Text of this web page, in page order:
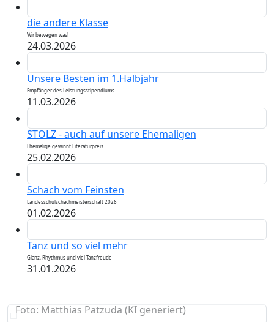
die andere Klasse
Wir bewegen was!
24.03.2026
Unsere Besten im 1.Halbjahr
Empfänger des Leistungsstipendiums
11.03.2026
STOLZ - auch auf unsere Ehemaligen
Ehemalige gewinnt Literaturpreis
25.02.2026
Schach vom Feinsten
Landesschulschachmeisterschaft 2026
01.02.2026
Tanz und so viel mehr
Glanz, Rhythmus und viel Tanzfreude
31.01.2026
Foto: Matthias Patzuda (KI generiert)